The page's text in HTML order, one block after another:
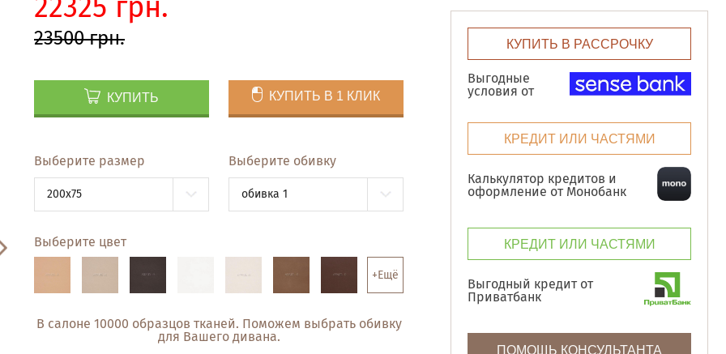
22325 грн.
23500 грн.
КУПИТЬ КУПИТЬ В 1 КЛИК
Выберите размер
200x75
Выберите обивку
обивка 1
Выберите цвет
+Ещё
В салоне 10000 образцов тканей. Поможем выбрать обивку
для Вашего дивана.
КУПИТЬ В РАССРОЧКУ
Выгодные
условия от
КРЕДИТ ИЛИ ЧАСТЯМИ
Калькулятор кредитов и
оформление от Монобанк
КРЕДИТ ИЛИ ЧАСТЯМИ
Выгодный кредит от
Приватбанк
ПОМОЩЬ КОНСУЛЬТАНТА